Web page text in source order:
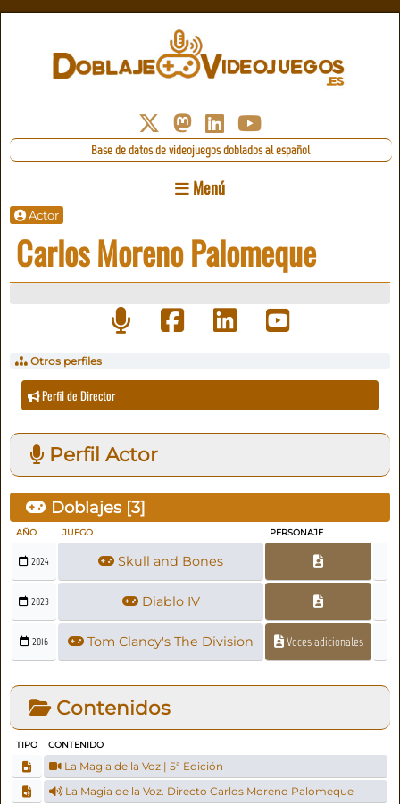
Base de datos de videojuegos doblados al español
Menú
Actor
Carlos Moreno Palomeque
Otros perfiles
Perfil de Director
Perfil Actor
Doblajes [3]
AÑO JUEGO PERSONAJE
2024 Skull and Bones
2023 Diablo IV
2016 Tom Clancy's The Division Voces adicionales
Contenidos
TIPO CONTENIDO
La Magia de la Voz | 5ª Edición
La Magia de la Voz. Directo Carlos Moreno Palomeque